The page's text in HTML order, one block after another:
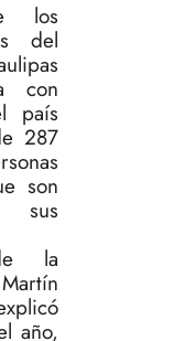
los
del
con
país
287
son
sus
la
año,